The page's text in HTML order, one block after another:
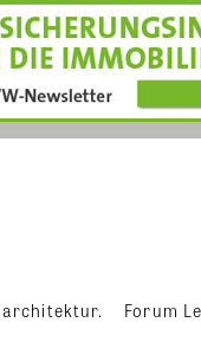
architektur. Forum